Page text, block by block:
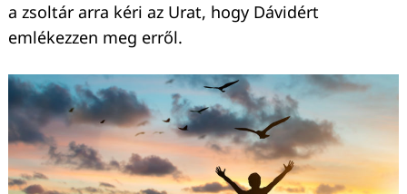
a zsoltár arra kéri az Urat, hogy Dávidért
emlékezzen meg erről.